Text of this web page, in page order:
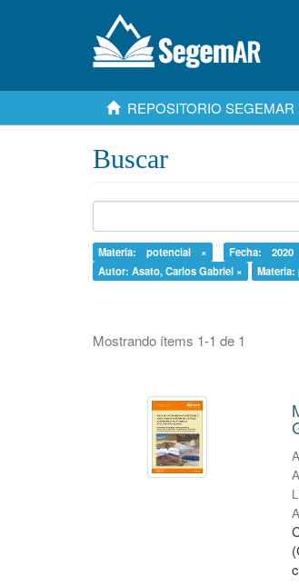
REPOSITORIO SEGEMAR
Buscar
Materia: potencial × Fecha:
Autor: Asato, Carlos Gabriel ×
Materia:
Mostrando ítems 1-1 de 1